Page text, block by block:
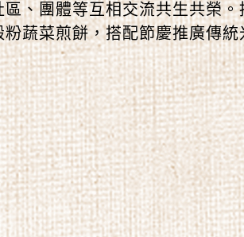
區、團體等互相交流共生共榮
粉蔬菜煎餅，搭配節慶推廣傳